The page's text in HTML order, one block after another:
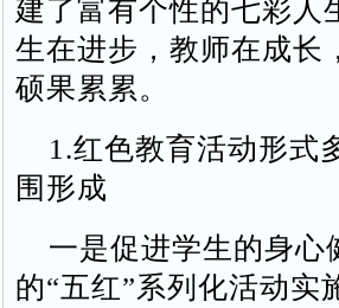
建了富有个性的七彩人
生在进步，教师在成长
硕果累累。
1.红色教育活动形式
围形成
一是促进学生的身心
的“五红”系列化活动实